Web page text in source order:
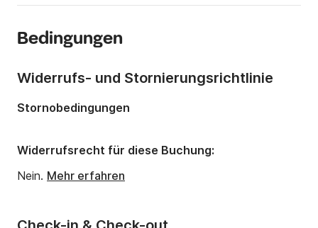
Anzahl Plätze an Bord:
Bedingungen
Widerrufs- und Stornierungsrichtlinie
Stornobedingungen
Widerrufsrecht für diese Buchung:
Nein. Mehr erfahren